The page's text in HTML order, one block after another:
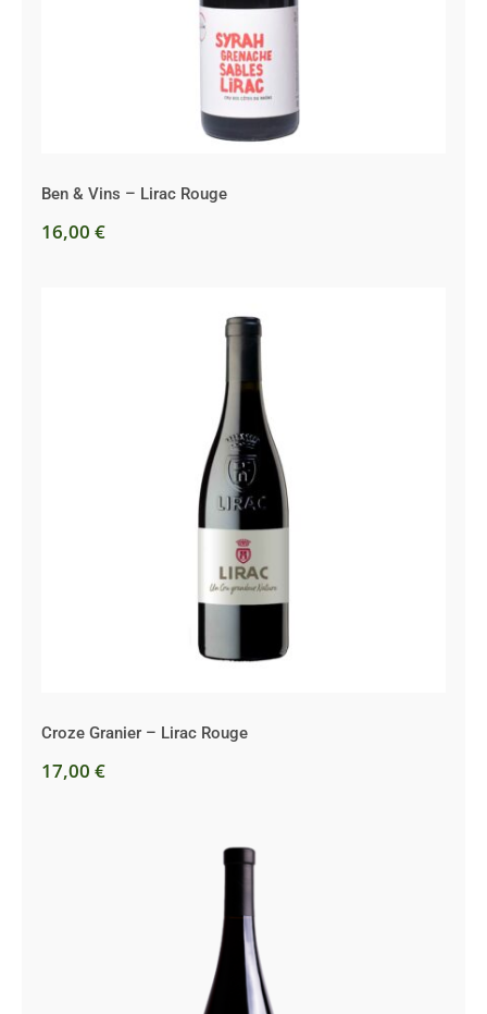
Ben & Vins – Lirac Rouge
16,00 €
Croze Granier – Lirac Rouge
Croze Granier – Lirac Rouge
17,00 €